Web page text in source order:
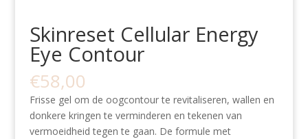
Skinreset Cellular Energy
Eye Contour
€58,00
Frisse gel om de oogcontour te revitaliseren, wallen en
donkere kringen te verminderen en tekenen van
vermoeidheid tegen te gaan. De formule met